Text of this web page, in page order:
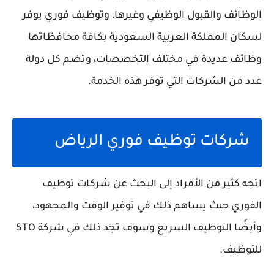
الوظائف والقبول الوظيفي وغيرها، وتوظيف فوري يوفر
لسكان المملكة العربية السعودية بكافة محافظاتها
وظائف عديدة في مختلف التخصصات، وتضم كل دولة
عدد من الشركات التي توفر هذه الخدمة.
شركات توظيف فوري الرياض
اتجه كثير من الأفراد إلى البحث عن شركات توظيف
الفوري حيث يساهم ذلك في توفير الوقت والمجهود،
وأيضًا التوظيف السريع وسوف تجد ذلك في شركة STO
للتوظيف.